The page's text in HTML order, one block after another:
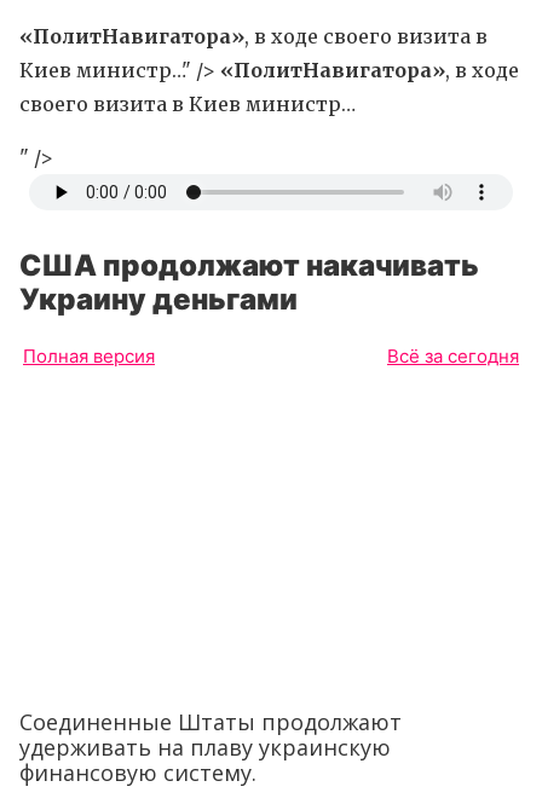
«ПолитНавигатора», в ходе своего визита в
Киев министр…" /> «ПолитНавигатора», в ходе
своего визита в Киев министр…
" />
США продолжают накачивать
Украину деньгами
Полная версия Всё за сегодня
Соединенные Штаты продолжают
удерживать на плаву украинскую
финансовую систему.